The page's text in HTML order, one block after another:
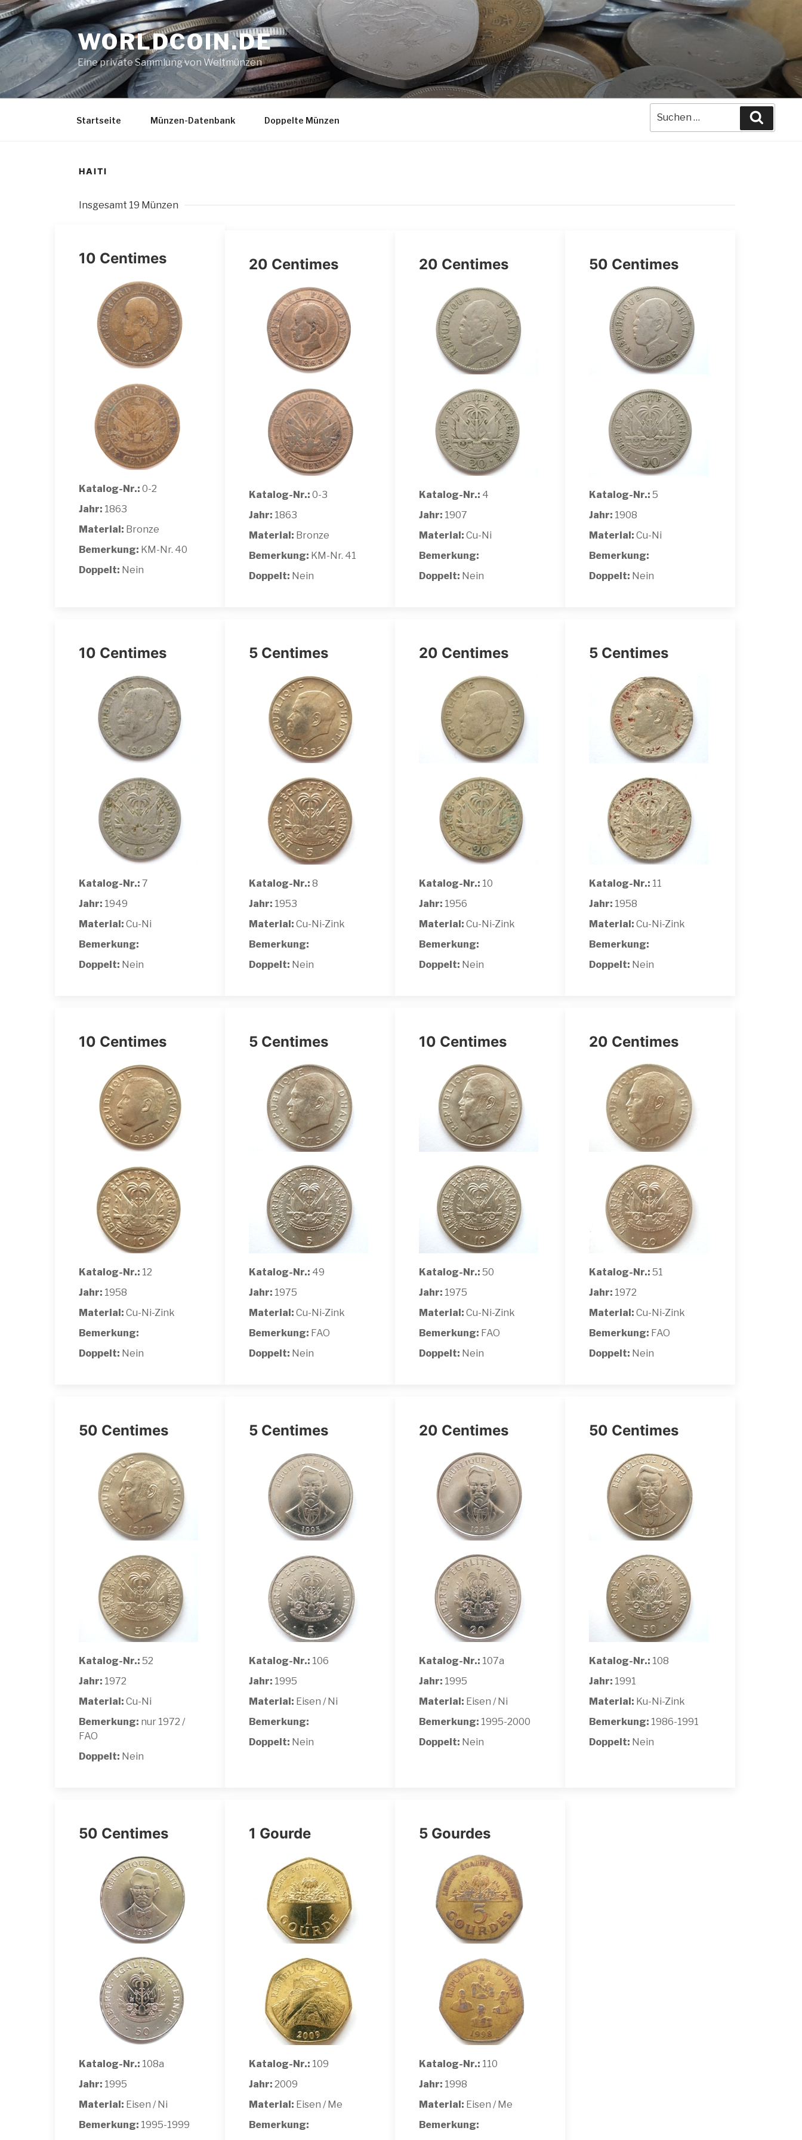
Zum
Inhalt
springen
WORLDCOIN.DE
Eine private Sammlung von Weltmünzen
Startseite Münzen-Datenbank Doppelte Münzen
Suche
nach:
HAITI
Insgesamt 19 Münzen
10 Centimes
Katalog-Nr.: 0-2
Jahr: 1863
Material: Bronze
Bemerkung: KM-Nr. 40
Doppelt: Nein
20 Centimes
Katalog-Nr.: 0-3
Jahr: 1863
Material: Bronze
Bemerkung: KM-Nr. 41
Doppelt: Nein
20 Centimes
Katalog-Nr.: 4
Jahr: 1907
Material: Cu-Ni
Bemerkung:
Doppelt: Nein
50 Centimes
Katalog-Nr.: 5
Jahr: 1908
Material: Cu-Ni
Bemerkung:
Doppelt: Nein
10 Centimes
Katalog-Nr.: 7
Jahr: 1949
Material: Cu-Ni
Bemerkung:
Doppelt: Nein
5 Centimes
Katalog-Nr.: 8
Jahr: 1953
Material: Cu-Ni-Zink
Bemerkung:
Doppelt: Nein
20 Centimes
Katalog-Nr.: 10
Jahr: 1956
Material: Cu-Ni-Zink
Bemerkung:
Doppelt: Nein
5 Centimes
Katalog-Nr.: 11
Jahr: 1958
Material: Cu-Ni-Zink
Bemerkung:
Doppelt: Nein
10 Centimes
Katalog-Nr.: 12
Jahr: 1958
Material: Cu-Ni-Zink
Bemerkung:
Doppelt: Nein
5 Centimes
Katalog-Nr.: 49
Jahr: 1975
Material: Cu-Ni-Zink
Bemerkung: FAO
Doppelt: Nein
10 Centimes
Katalog-Nr.: 50
Jahr: 1975
Material: Cu-Ni-Zink
Bemerkung: FAO
Doppelt: Nein
20 Centimes
Katalog-Nr.: 51
Jahr: 1972
Material: Cu-Ni-Zink
Bemerkung: FAO
Doppelt: Nein
50 Centimes
Katalog-Nr.: 52
Jahr: 1972
Material: Cu-Ni
Bemerkung: nur 1972 /
FAO
Doppelt: Nein
5 Centimes
Katalog-Nr.: 106
Jahr: 1995
Material: Eisen / Ni
Bemerkung:
Doppelt: Nein
20 Centimes
Katalog-Nr.: 107a
Jahr: 1995
Material: Eisen / Ni
Bemerkung: 1995-2000
Doppelt: Nein
50 Centimes
Katalog-Nr.: 108
Jahr: 1991
Material: Ku-Ni-Zink
Bemerkung: 1986-1991
Doppelt: Nein
50 Centimes
Katalog-Nr.: 108a
Jahr: 1995
Material: Eisen / Ni
Bemerkung: 1995-1999
1 Gourde
Katalog-Nr.: 109
Jahr: 2009
Material: Eisen / Me
Bemerkung:
5 Gourdes
Katalog-Nr.: 110
Jahr: 1998
Material: Eisen / Me
Bemerkung: